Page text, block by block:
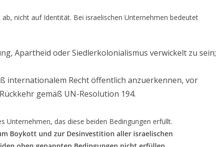
nicht auf Identität. Bei israelischen Unternehmen bedeutet
Apartheid oder Siedlerkolonialismus verwickelt zu sein;
internationalem Recht öffentlich anzuerkennen, vor
gemäß UN-Resolution 194.
Unternehmen, das diese beiden Bedingungen erfüllt.
Boykott und zur Desinvestition aller israelischen